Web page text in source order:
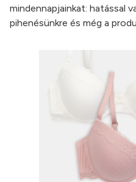
mindennapjainkat: hatással
pihenésünkre és még a